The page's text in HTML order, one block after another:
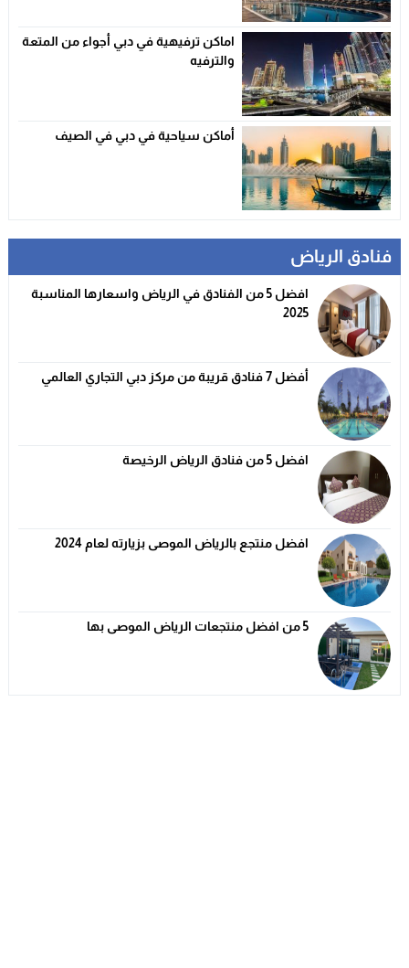
اماكن ترفيهية في دبي أجواء من المتعة
والترفيه
أماكن سياحية في دبي في الصيف
فنادق الرياض
افضل 5 من الفنادق في الرياض واسعارها المناسبة
2025
أفضل 7 فنادق قريبة من مركز دبي التجاري العالمي
افضل 5 من فنادق الرياض الرخيصة
افضل منتجع بالرياض الموصى بزيارته لعام 2024
5 من افضل منتجعات الرياض الموصى بها